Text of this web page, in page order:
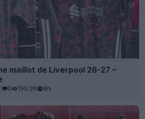
maillot de Liverpool 26-27 –
0 190.2K 8h